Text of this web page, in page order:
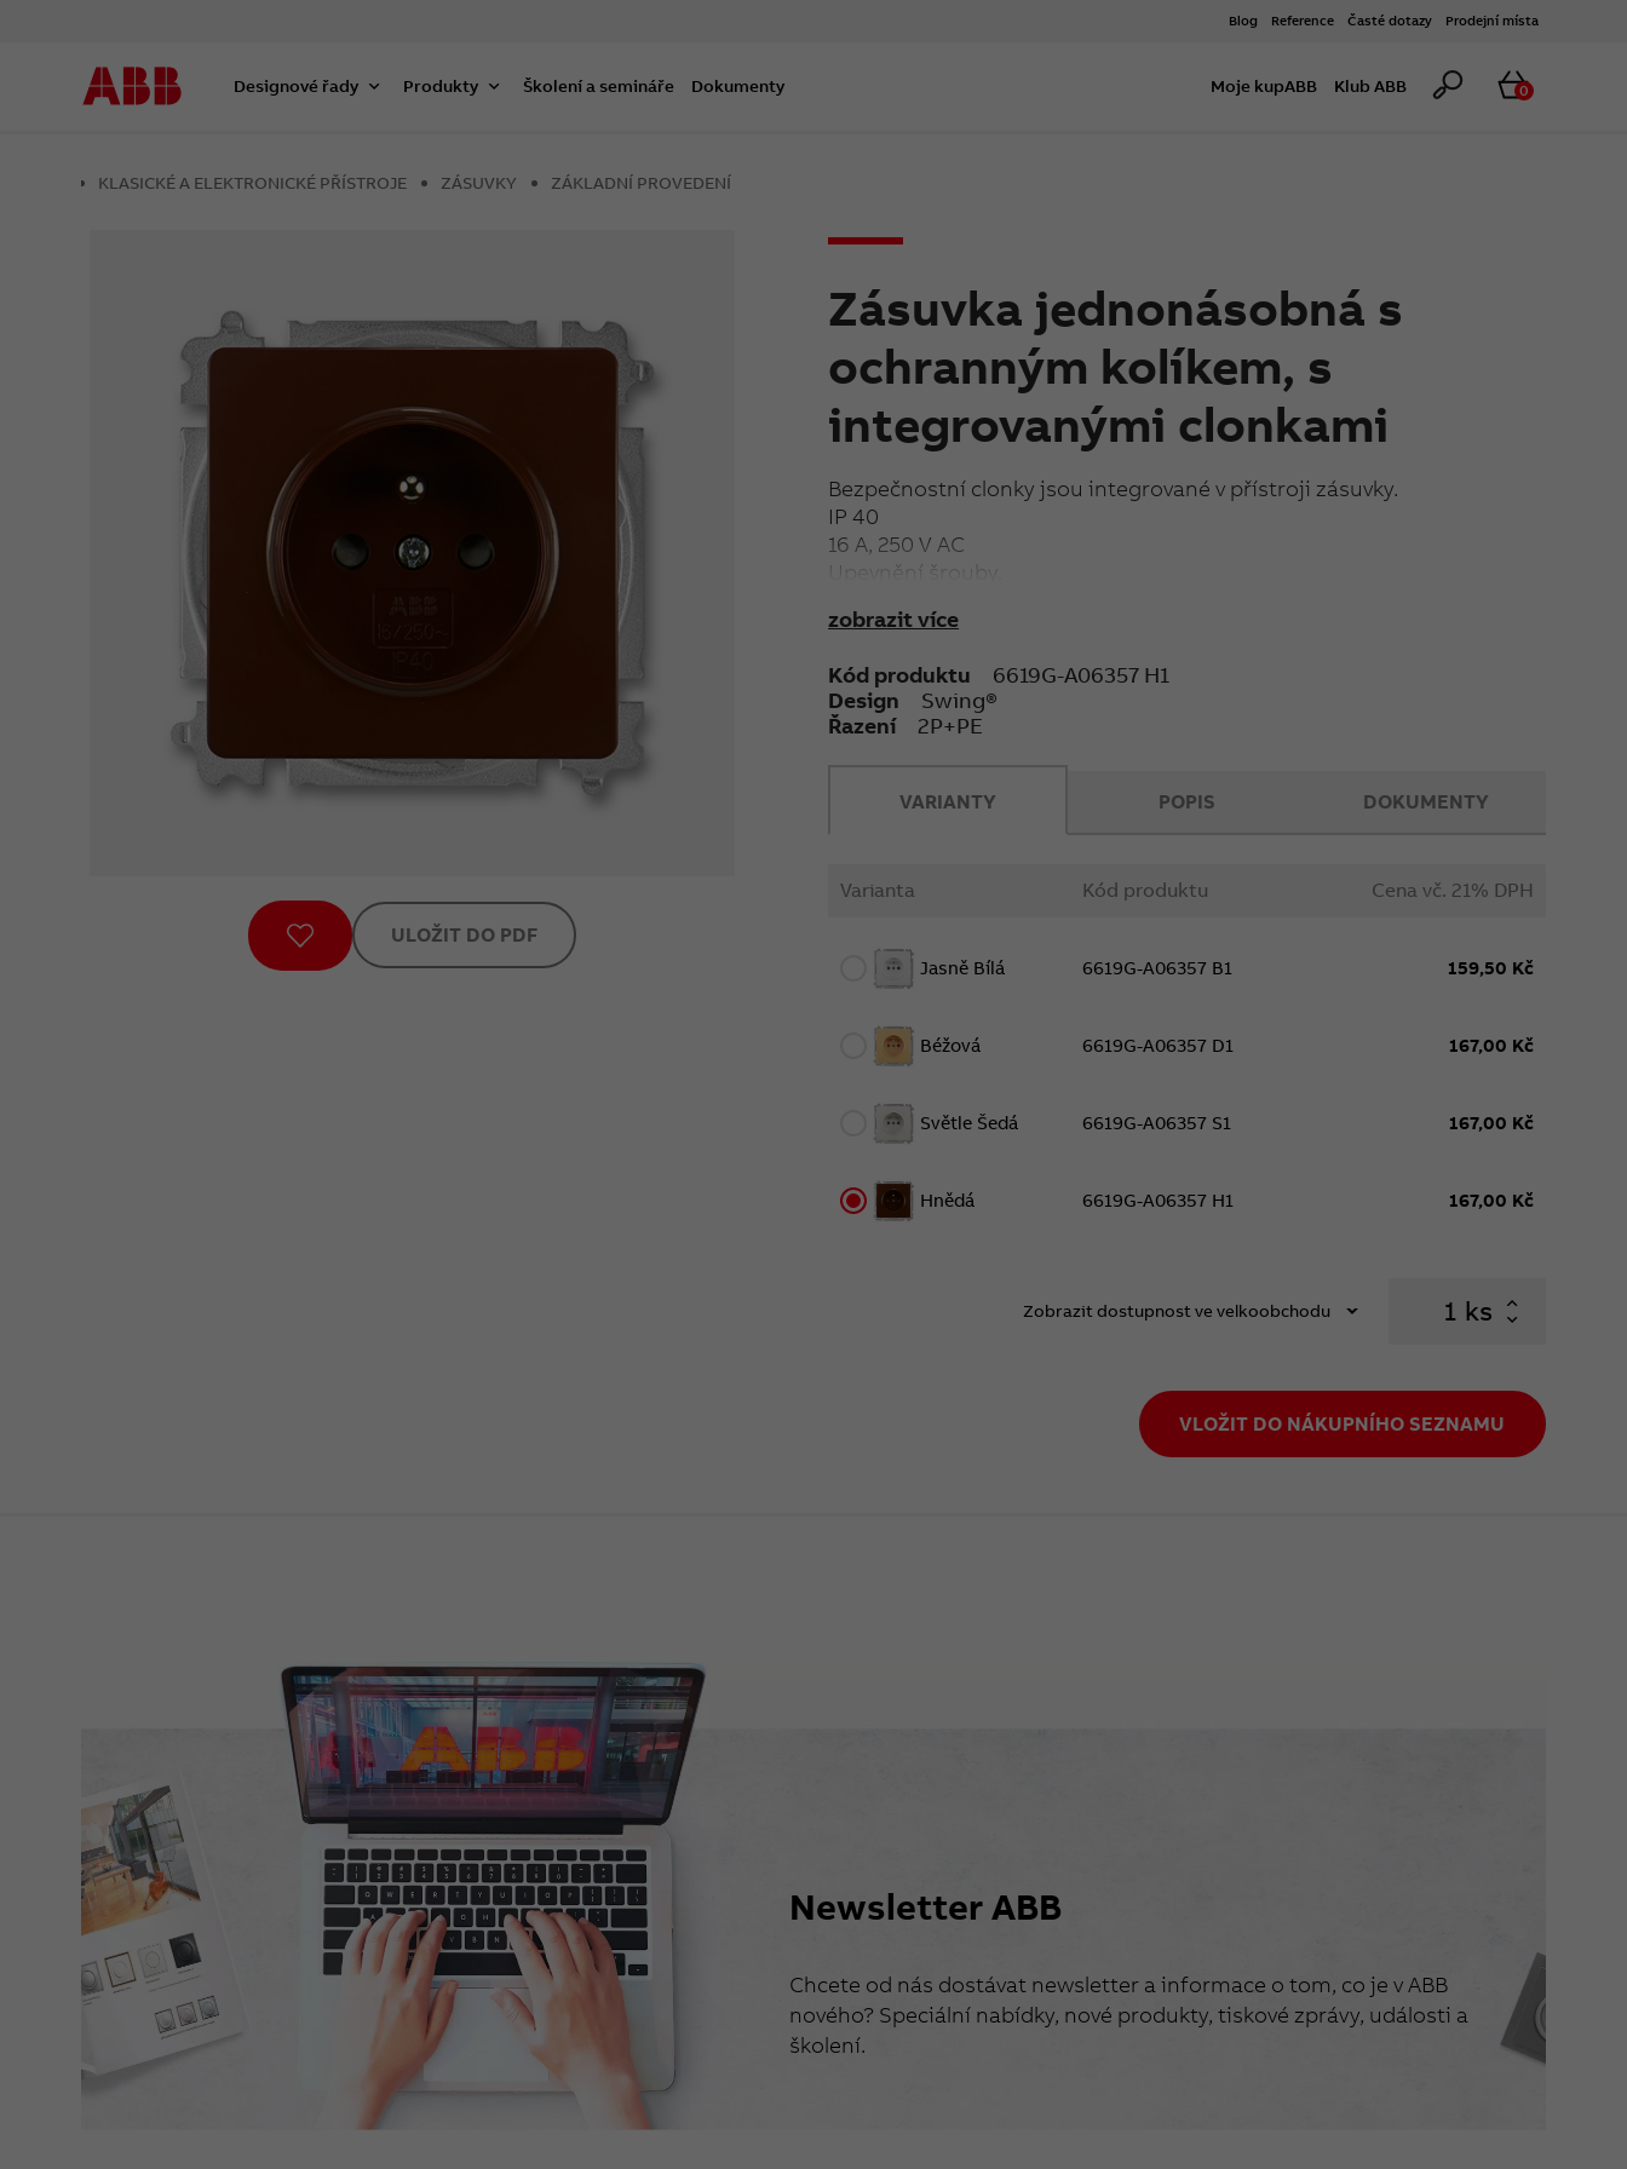
Blog Reference Časté dotazy Prodejní místa
Designové řady Produkty Školení a semináře Dokumenty Moje kupABB Klub ABB Hledat
0
KLASICKÉ A ELEKTRONICKÉ PŘÍSTROJE ZÁSUVKY ZÁKLADNÍ PROVEDENÍ
Zásuvka jednonásobná s
ochranným kolíkem, s
integrovanými clonkami
Bezpečnostní clonky jsou integrované v přístroji zásuvky.
IP 40
16 A, 250 V AC
Upevnění šrouby.
zobrazit více
Kód produktu
6619G-A06357 H1
Design
Swing®
Řazení
2P+PE
ULOŽIT DO PDF
VARIANTY
Varianta Kód produktu Cena vč. 21% DPH
Jasně Bílá 6619G-A06357 B1 159,50 Kč
Béžová 6619G-A06357 D1 167,00 Kč
Světle Šedá 6619G-A06357 S1 167,00 Kč
Hnědá 6619G-A06357 H1 167,00 Kč
Zobrazit dostupnost ve velkoobchodu ks
VLOŽIT DO NÁKUPNÍHO SEZNAMU
POPIS DOKUMENTY
Newsletter ABB
Chcete od nás dostávat newsletter a informace o tom, co je v ABB
nového? Speciální nabídky, nové produkty, tiskové zprávy, události a
školení.